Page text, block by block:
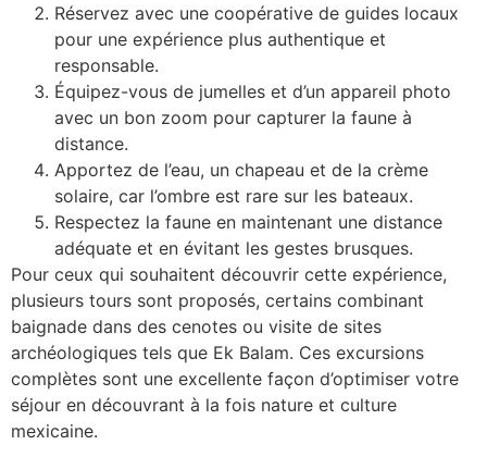
Réservez avec une coopérative de guides locaux
pour une expérience plus authentique et
responsable.
Équipez-vous de jumelles et d’un appareil photo
avec un bon zoom pour capturer la faune à
distance.
Apportez de l’eau, un chapeau et de la crème
solaire, car l’ombre est rare sur les bateaux.
Respectez la faune en maintenant une distance
adéquate et en évitant les gestes brusques.
Pour ceux qui souhaitent découvrir cette expérience,
plusieurs tours sont proposés, certains combinant
baignade dans des cenotes ou visite de sites
archéologiques tels que Ek Balam. Ces excursions
complètes sont une excellente façon d’optimiser votre
séjour en découvrant à la fois nature et culture
mexicaine.